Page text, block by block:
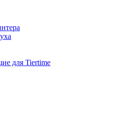
для Tiertime